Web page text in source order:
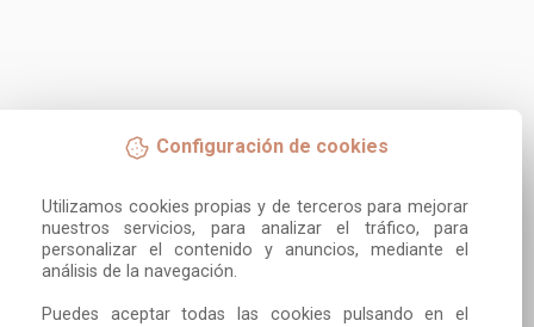
Configuración de cookies
Utilizamos cookies propias y de terceros para mejorar
nuestros servicios, para analizar el tráfico, para
personalizar el contenido y anuncios, mediante el
análisis de la navegación.
Puedes aceptar todas las cookies pulsando en el